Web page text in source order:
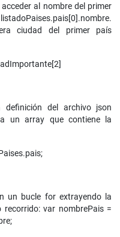
al nombre del primer
ciudad del primer país
del archivo json
un array que contiene la
un bucle for extrayendo la
recorrido: var nombrePais =